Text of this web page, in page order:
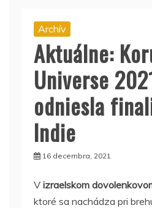
Archív
Aktuálne:
Universe
odniesla
Indie
16 decembra, 2021
V izraelskom
ktoré sa nachádza pri